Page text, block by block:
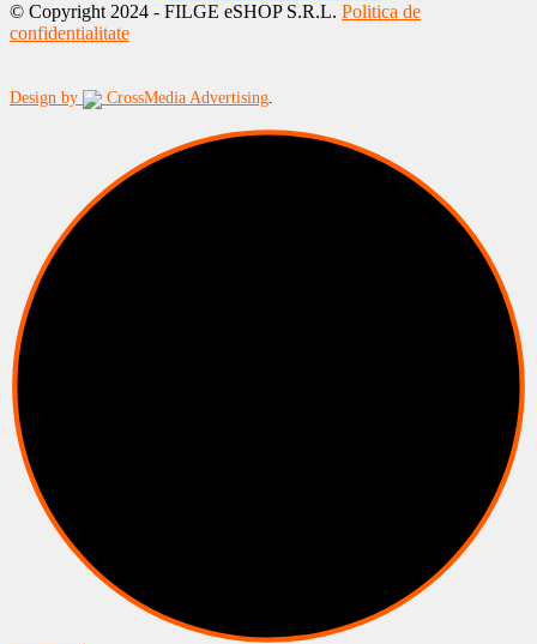
© Copyright 2024 - FILGE eSHOP S.R.L. Politica de
confidentialitate
Design by CrossMedia Advertising.